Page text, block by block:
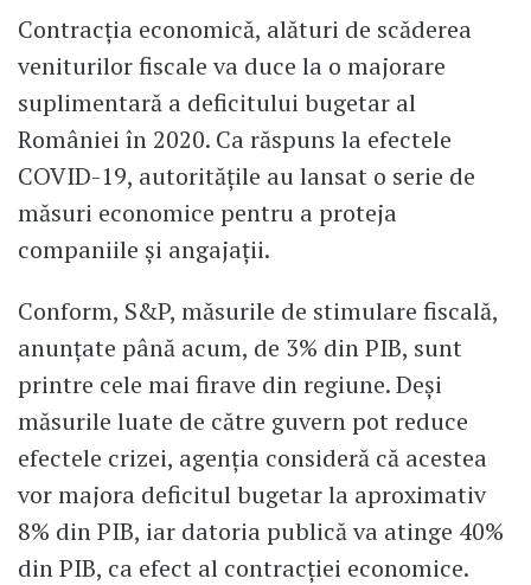
Contracția economică, alături de scăderea
veniturilor fiscale va duce la o majorare
suplimentară a deficitului bugetar al
României în 2020. Ca răspuns la efectele
COVID-19, autoritățile au lansat o serie de
măsuri economice pentru a proteja
companiile și angajații.
Conform, S&P, măsurile de stimulare fiscală,
anunțate până acum, de 3% din PIB, sunt
printre cele mai firave din regiune. Deși
măsurile luate de către guvern pot reduce
efectele crizei, agenția consideră că acestea
vor majora deficitul bugetar la aproximativ
8% din PIB, iar datoria publică va atinge 40%
din PIB, ca efect al contracției economice.